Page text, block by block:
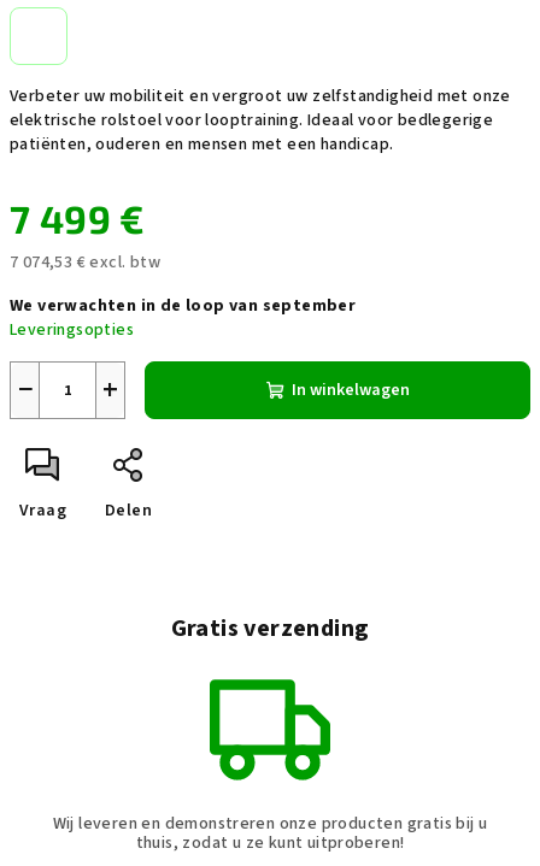
Verbeter uw mobiliteit en vergroot uw zelfstandigheid met onze
elektrische rolstoel voor looptraining. Ideaal voor bedlegerige
patiënten, ouderen en mensen met een handicap.
7 499 €
7 074,53 € excl. btw
prijs:
We verwachten in de loop van september
Leveringsopties
+
− In winkelwagen
Vraag Delen
Gratis verzending
Wij leveren en demonstreren onze producten gratis bij u
thuis, zodat u ze kunt uitproberen!